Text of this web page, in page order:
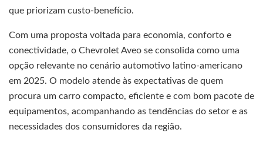
que priorizam custo-benefício.
Com uma proposta voltada para economia, conforto e
conectividade, o Chevrolet Aveo se consolida como uma
opção relevante no cenário automotivo latino-americano
em 2025. O modelo atende às expectativas de quem
procura um carro compacto, eficiente e com bom pacote de
equipamentos, acompanhando as tendências do setor e as
necessidades dos consumidores da região.